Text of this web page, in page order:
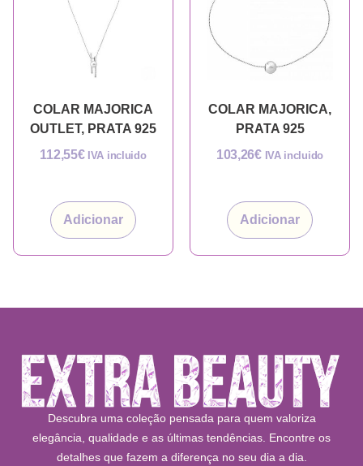
COLAR MAJORICA
OUTLET, PRATA 925
112,55€ IVA incluido
Adicionar
COLAR MAJORICA,
PRATA 925
103,26€ IVA incluido
Adicionar
Descubra uma coleção pensada para quem valoriza
elegância, qualidade e as últimas tendências. Encontre os
detalhes que fazem a diferença no seu dia a dia.